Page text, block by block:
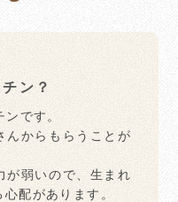
ン？
です。
んからもらうことが
が弱いので、生まれ
配があります。